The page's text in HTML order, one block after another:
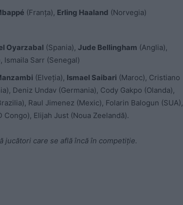
(Franța), Erling Haaland (Norvegia)
Oyarzabal (Spania), Jude Bellingham (Anglia),
Ismaila Sarr (Senegal)
(Elveția), Ismael Saibari (Maroc), Cristiano
Deniz Undav (Germania), Cody Gakpo (Olanda),
Raul Jimenez (Mexic), Folarin Balogun (SUA),
Congo), Elijah Just (Noua Zeelandă).
jucători care se află încă în competiție.